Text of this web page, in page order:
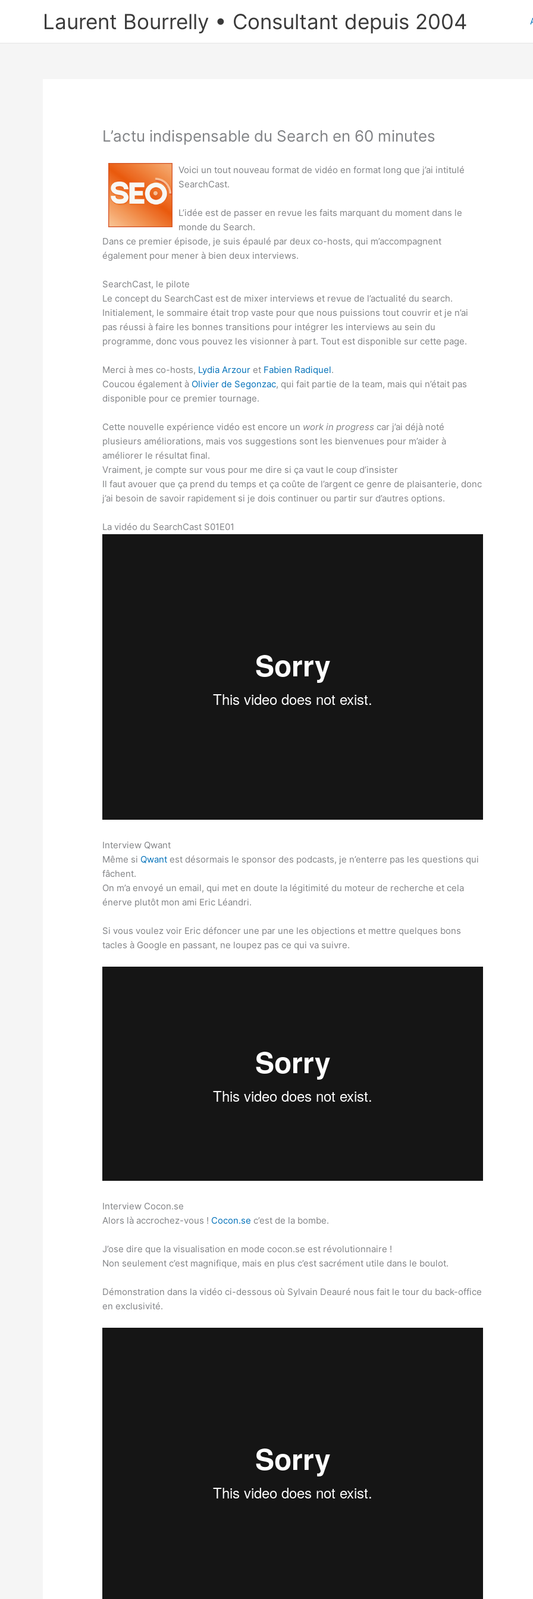
Laurent Bourrelly • Consultant depuis 2004
L’actu indispensable du Search en 60 minutes
Voici un tout nouveau format de vidéo en format long que j’ai intitulé
SearchCast.
L’idée est de passer en revue les faits marquant du moment dans le
monde du Search.
Dans ce premier épisode, je suis épaulé par deux co-hosts, qui m’accompagnent
également pour mener à bien deux interviews.
SearchCast, le pilote
Le concept du SearchCast est de mixer interviews et revue de l’actualité du search.
Initialement, le sommaire était trop vaste pour que nous puissions tout couvrir et je n’ai
pas réussi à faire les bonnes transitions pour intégrer les interviews au sein du
programme, donc vous pouvez les visionner à part. Tout est disponible sur cette page.
Merci à mes co-hosts, Lydia Arzour et Fabien Radiquel.
Coucou également à Olivier de Segonzac, qui fait partie de la team, mais qui n’était pas
disponible pour ce premier tournage.
Cette nouvelle expérience vidéo est encore un work in progress car j’ai déjà noté
plusieurs améliorations, mais vos suggestions sont les bienvenues pour m’aider à
améliorer le résultat final.
Vraiment, je compte sur vous pour me dire si ça vaut le coup d’insister
Il faut avouer que ça prend du temps et ça coûte de l’argent ce genre de plaisanterie, donc
j’ai besoin de savoir rapidement si je dois continuer ou partir sur d’autres options.
La vidéo du SearchCast S01E01
Interview Qwant
Même si Qwant est désormais le sponsor des podcasts, je n’enterre pas les questions qui
fâchent.
On m’a envoyé un email, qui met en doute la légitimité du moteur de recherche et cela
énerve plutôt mon ami Eric Léandri.
Si vous voulez voir Eric défoncer une par une les objections et mettre quelques bons
tacles à Google en passant, ne loupez pas ce qui va suivre.
Interview Cocon.se
Alors là accrochez-vous ! Cocon.se c’est de la bombe.
J’ose dire que la visualisation en mode cocon.se est révolutionnaire !
Non seulement c’est magnifique, mais en plus c’est sacrément utile dans le boulot.
Démonstration dans la vidéo ci-dessous où Sylvain Deauré nous fait le tour du back-office
en exclusivité.